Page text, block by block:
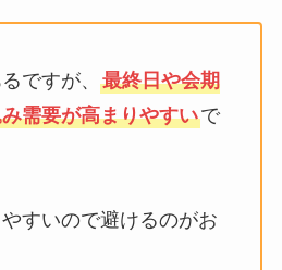
ですが、 最終日や会期
需要が高まりやすいで
すいので避けるのがお